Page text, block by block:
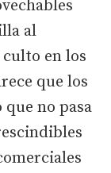
al
en los
que los
no pasa